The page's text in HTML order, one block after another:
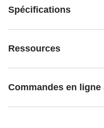
Spécifications
Ressources
Commandes en ligne